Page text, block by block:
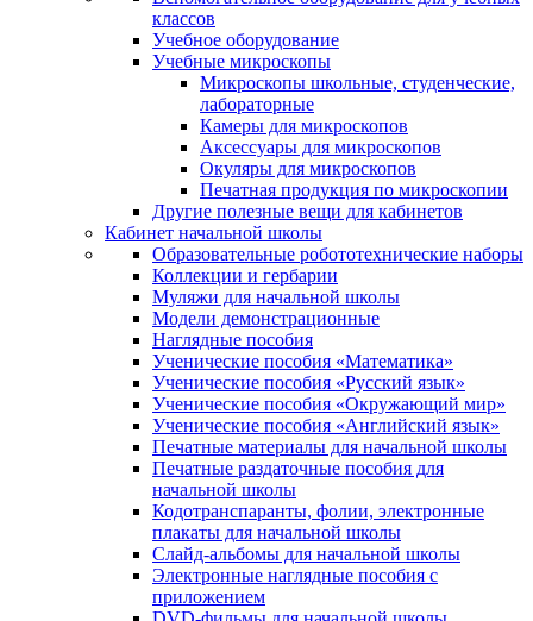
классов
Учебное оборудование
Учебные микроскопы
Микроскопы школьные, студенческие,
лабораторные
Камеры для микроскопов
Аксессуары для микроскопов
Окуляры для микроскопов
Печатная продукция по микроскопии
Другие полезные вещи для кабинетов
Кабинет начальной школы
Образовательные робототехнические наборы
Коллекции и гербарии
Муляжи для начальной школы
Модели демонстрационные
Наглядные пособия
Ученические пособия «Математика»
Ученические пособия «Русский язык»
Ученические пособия «Окружающий мир»
Ученические пособия «Английский язык»
Печатные материалы для начальной школы
Печатные раздаточные пособия для
начальной школы
Кодотранспаранты, фолии, электронные
плакаты для начальной школы
Слайд-альбомы для начальной школы
Электронные наглядные пособия с
приложением